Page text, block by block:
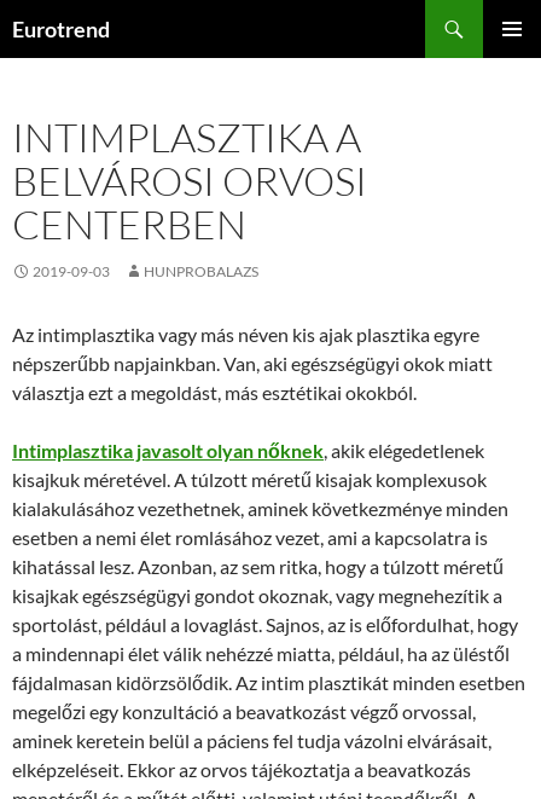
Eurotrend
INTIMPLASZTIKA A
BELVÁROSI ORVOSI
CENTERBEN
2019-09-03 HUNPROBALAZS
Az intimplasztika vagy más néven kis ajak plasztika egyre
népszerűbb napjainkban. Van, aki egészségügyi okok miatt
választja ezt a megoldást, más esztétikai okokból.
Intimplasztika javasolt olyan nőknek, akik elégedetlenek
kisajkuk méretével. A túlzott méretű kisajak komplexusok
kialakulásához vezethetnek, aminek következménye minden
esetben a nemi élet romlásához vezet, ami a kapcsolatra is
kihatással lesz. Azonban, az sem ritka, hogy a túlzott méretű
kisajkak egészségügyi gondot okoznak, vagy megnehezítik a
sportolást, például a lovaglást. Sajnos, az is előfordulhat, hogy
a mindennapi élet válik nehézzé miatta, például, ha az üléstől
fájdalmasan kidörzsölődik. Az intim plasztikát minden esetben
megelőzi egy konzultáció a beavatkozást végző orvossal,
aminek keretein belül a páciens fel tudja vázolni elvárásait,
elképzeléseit. Ekkor az orvos tájékoztatja a beavatkozás